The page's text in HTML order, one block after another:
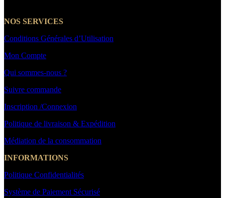
NOS SERVICES
Conditions Générales d’Utilisation
Mon Compte
Qui sommes-nous ?
Suivre commande
Inscription /Connexion
Politique de livraison & Expédition
Médiation de la consommation
INFORMATIONS
Politique Confidentialités
Système de Paiement Sécurisé